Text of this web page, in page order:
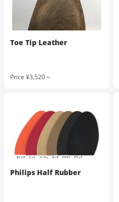
Toe Tip Leather
Price ¥3,520～
Philips Half Rubber